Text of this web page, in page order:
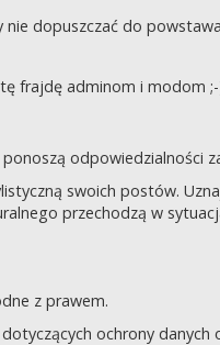
dopuszczać do
frajdę adminom i
odpowiedzialności
swoich postów.
przechodzą w
z prawem.
ochrony danych